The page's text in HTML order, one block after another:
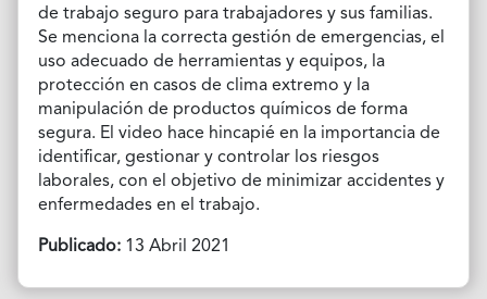
de trabajo seguro para trabajadores y sus familias.
Se menciona la correcta gestión de emergencias, el
uso adecuado de herramientas y equipos, la
protección en casos de clima extremo y la
manipulación de productos químicos de forma
segura. El video hace hincapié en la importancia de
identificar, gestionar y controlar los riesgos
laborales, con el objetivo de minimizar accidentes y
enfermedades en el trabajo.
Publicado:13 Abril 2021